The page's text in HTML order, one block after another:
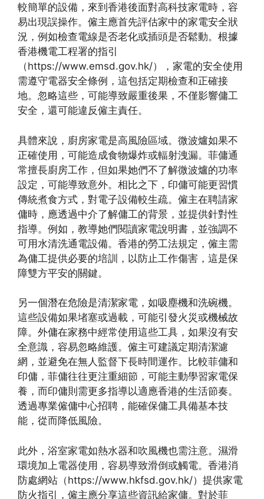
較簡單的設備，來到香港後面對高科技家電時，容
易出現誤操作。僱主應首先評估家中的家電安全狀
況，例如檢查電線是否老化或插頭是否鬆動。根據
香港機電工程署的指引
（https://www.emsd.gov.hk/），家電的安全使用
需遵守電器安全條例，這包括定期檢查和正確接
地。忽略這些，可能導致嚴重後果，不僅影響傭工
安全，還可能違反僱主責任。
具體來說，廚房家電是高風險區域。微波爐如果不
正確使用，可能造成食物爆炸或輻射洩漏。菲傭通
常擅長廚房工作，但如果她們不了解微波爐的功率
設定，可能導致意外。相比之下，印傭可能更習慣
傳統煮食方式，對電子設備較生疏。僱主在聘請家
傭時，應透過中介了解傭工的背景，並提供針對性
指導。例如，教導她們閱讀家電說明書，並強調不
可用水清洗通電設備。香港的勞工法規定，僱主需
為傭工提供必要的培訓，以防止工作傷害，這是保
障雙方平安的關鍵。
另一個潛在危險是清潔家電，如吸塵機和洗碗機。
這些設備如果堵塞或過載，可能引發火災或機械故
障。外傭在家務中經常使用這些工具，如果沒有安
全意識，容易忽略維護。僱主可建議定期清潔濾
網，並避免在無人監督下長時間運作。比較菲傭和
印傭，菲傭往往更注重細節，可能主動學習家電保
養，而印傭則需更多指導以適應香港的生活節奏。
透過專業僱傭中心招聘，能確保傭工具備基本技
能，從而降低風險。
此外，浴室家電如熱水器和吹風機也需注意。濕滑
環境加上電器使用，容易導致滑倒或觸電。香港消
防處網站（https://www.hkfsd.gov.hk/）提供家電
防火指引，僱主應分享這些資訊給家傭。對於菲